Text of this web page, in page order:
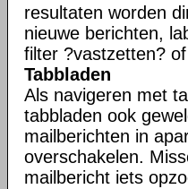
resultaten worden
nieuwe berichten,
filter ?vastzetten?
Tabbladen
Als navigeren met
tabbladen ook
mailberichten in
overschakelen.
mailbericht iets